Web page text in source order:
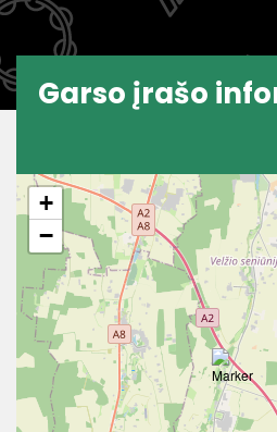
Garso įrašo
+
−